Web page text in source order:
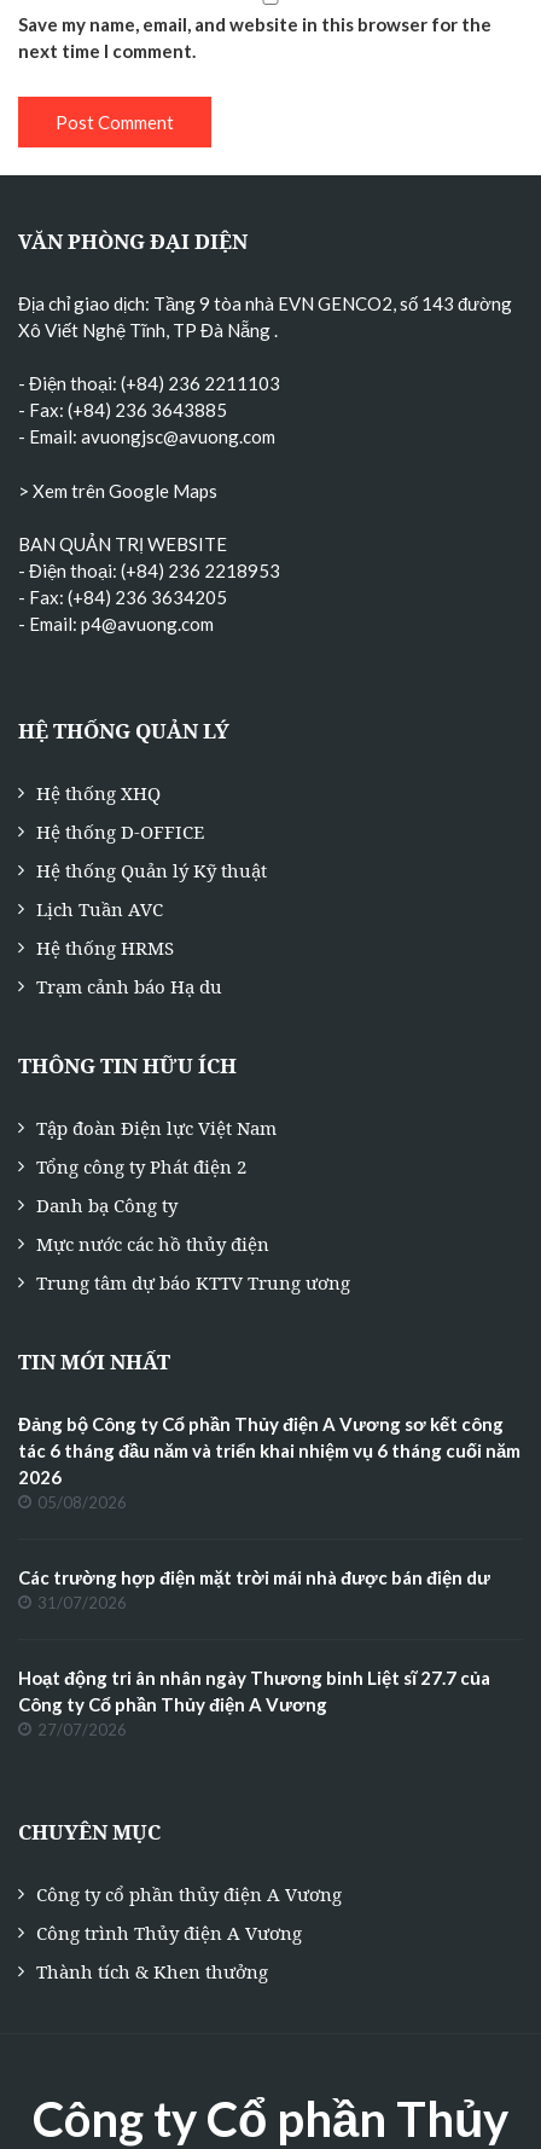
Save my name, email, and website in this browser for the
next time I comment.
VĂN PHÒNG ĐẠI DIỆN
Địa chỉ giao dịch: Tầng 9 tòa nhà EVN GENCO2, số 143 đường
Xô Viết Nghệ Tĩnh, TP Đà Nẵng
- Điện thoại: (+84) 236 2211103
- Fax: (+84) 236 3643885
- Email: avuongjsc@avuong.com
> Xem trên Google Maps
BAN QUẢN TRỊ WEBSITE
- Điện thoại: (+84) 236 2218953
- Fax: (+84) 236 3634205
- Email: p4@avuong.com
HỆ THỐNG QUẢN LÝ
Hệ thống XHQ
Hệ thống D-OFFICE
Hệ thống Quản lý Kỹ thuật
Lịch Tuần AVC
Hệ thống HRMS
Trạm cảnh báo Hạ du
THÔNG TIN HỮU ÍCH
Tập đoàn Điện lực Việt Nam
Tổng công ty Phát điện 2
Danh bạ Công ty
Mực nước các hồ thủy điện
Trung tâm dự báo KTTV Trung ương
TIN MỚI NHẤT
Đảng bộ Công ty Cổ phần Thủy điện A Vương sơ kết công
tác 6 tháng đầu năm và triển khai nhiệm vụ 6 tháng cuối năm
2026
05/08/2026
Các trường hợp điện mặt trời mái nhà được bán điện dư
31/07/2026
Hoạt động tri ân nhân ngày Thương binh Liệt sĩ 27.7 của
Công ty Cổ phần Thủy điện A Vương
27/07/2026
CHUYÊN MỤC
Công ty cổ phần thủy điện A Vương
Công trình Thủy điện A Vương
Thành tích & Khen thưởng
Công ty Cổ phần Thủy